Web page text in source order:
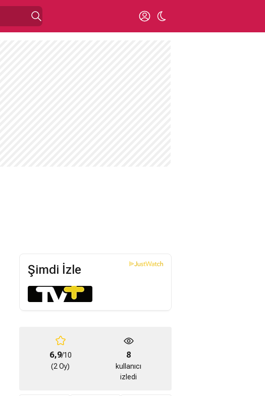
Şimdi İzle
6,9/10
(2 Oy)
8
kullanıcı
izledi